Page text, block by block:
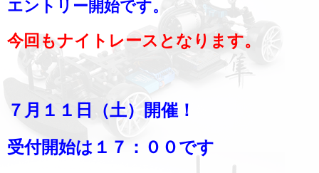
エントリー開始です。
今回もナイトレース となります。
７ 月１１日（土）開催！
受付開始は１７：００です